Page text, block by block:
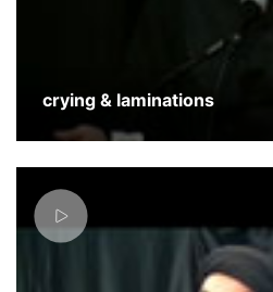
crying & laminations